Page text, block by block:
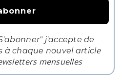
j'accepte de
à chaque nouvel article
mensuelles